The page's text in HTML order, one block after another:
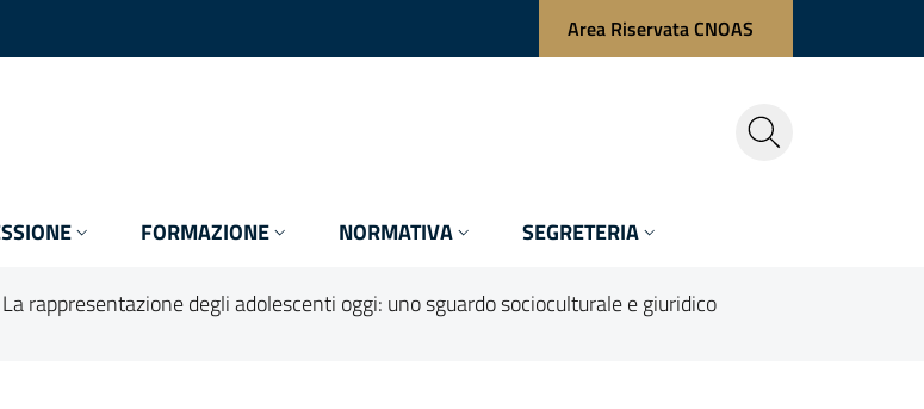
Area Riservata CNOAS
FORMAZIONE NORMATIVA SEGRETERIA
rappresentazione degli adolescenti oggi: uno sguardo socioculturale e giuridico